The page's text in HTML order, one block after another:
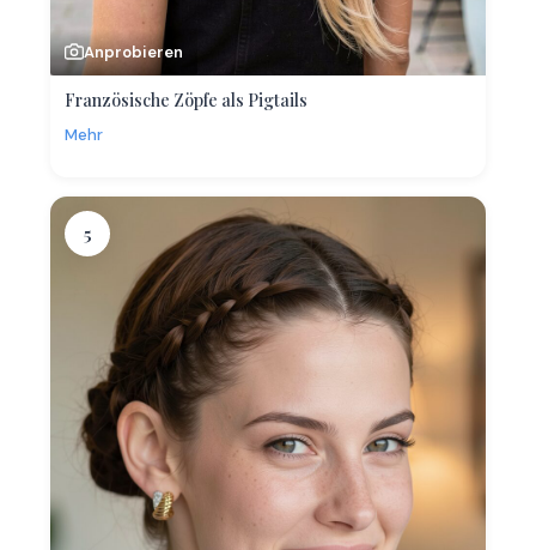
Anprobieren
Französische Zöpfe als Pigtails
Mehr
5